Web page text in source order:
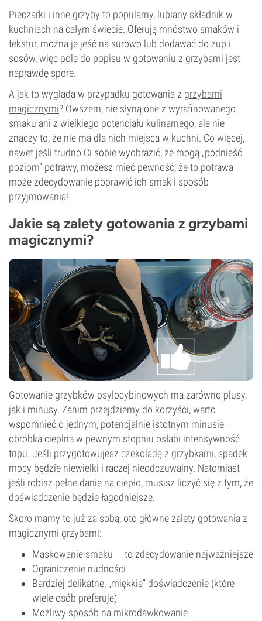
Pieczarki i inne grzyby to popularny, lubiany składnik w
kuchniach na całym świecie. Oferują mnóstwo smaków i
tekstur, można je jeść na surowo lub dodawać do zup i
sosów, więc pole do popisu w gotowaniu z grzybami jest
naprawdę spore.
A jak to wygląda w przypadku gotowania z grzybami
magicznymi? Owszem, nie słyną one z wyrafinowanego
smaku ani z wielkiego potencjału kulinarnego, ale nie
znaczy to, że nie ma dla nich miejsca w kuchni. Co więcej,
nawet jeśli trudno Ci sobie wyobrazić, że mogą „podnieść
poziom” potrawy, możesz mieć pewność, że to potrawa
może zdecydowanie poprawić ich smak i sposób
przyjmowania!
Jakie są zalety gotowania z grzybami
magicznymi?
Gotowanie grzybków psylocybinowych ma zarówno plusy,
jak i minusy. Zanim przejdziemy do korzyści, warto
wspomnieć o jednym, potencjalnie istotnym minusie —
obróbka cieplna w pewnym stopniu osłabi intensywność
tripu. Jeśli przygotowujesz czekoladę z grzybkami, spadek
mocy będzie niewielki i raczej nieodczuwalny. Natomiast
jeśli robisz pełne danie na ciepło, musisz liczyć się z tym, że
doświadczenie będzie łagodniejsze.
Skoro mamy to już za sobą, oto główne zalety gotowania z
magicznymi grzybami:
Maskowanie smaku — to zdecydowanie najważniejsze
Ograniczenie nudności
Bardziej delikatne, „miękkie” doświadczenie (które
wiele osób preferuje)
Możliwy sposób na mikrodawkowanie